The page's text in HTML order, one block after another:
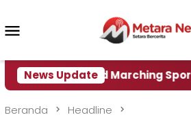
konten
News Update
World Marching Sport 2027
Beranda Headline